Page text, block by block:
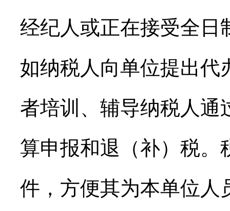
经纪人或正在接受全日
如纳税人向单位提出代
者培训、辅导纳税人通
算申报和退（补）税。
件，方便其为本单位人